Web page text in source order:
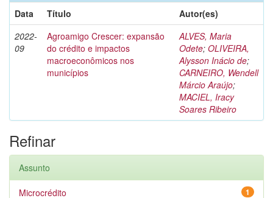
Data
Título
Autor(es)
2022-
09
Agroamigo Crescer: expansão
do crédito e impactos
macroeconômicos nos
municípios
ALVES, Maria
Odete; OLIVEIRA,
Alysson Inácio de;
CARNEIRO, Wendell
Márcio Araújo;
MACIEL, Iracy
Soares Ribeiro
Refinar
Assunto
1
Microcrédito